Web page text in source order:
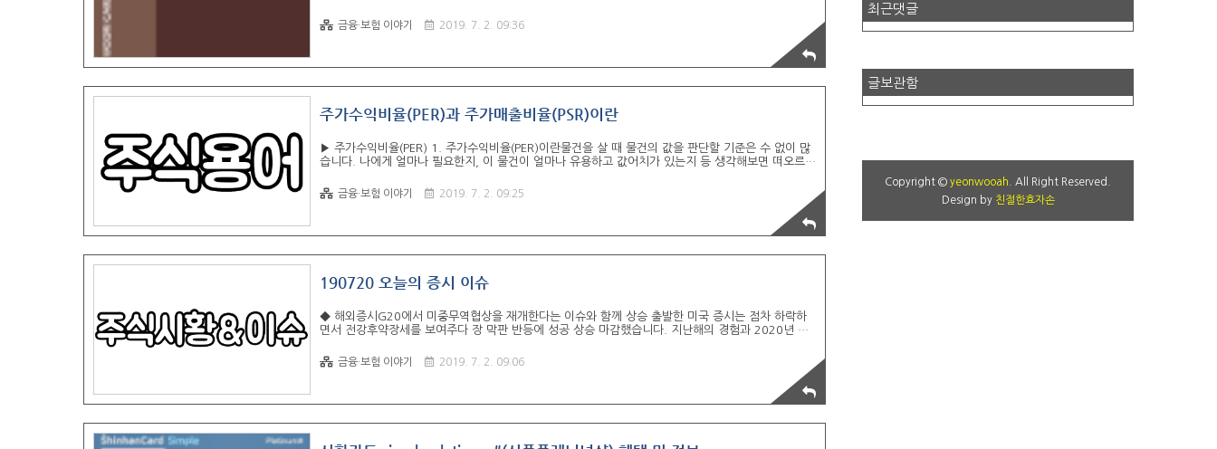
미용실 및 화장품, 항공사와 면세점이 해당됩니다.기본 및 추가 디스카운트 제외대상에는 무이자할부,
국세, 지방세, 공과금, 아파트관리비, 대학교 등록금, 대학원 등록금, 정부지원금, 상품권 구매, 기프트
카드 구매, 선불카드 충전, 신차구매, 단기카드대출, 현금서비스, 장기카드대출, 카드론, 연회비, 각종
금융·보험 이야기 2019. 7. 2. 09:36
주가수익비율(PER)과 주가매출비율(PSR)이란
▶ 주가수익비율(PER) 1. 주가수익비율(PER)이란물건을 살 때 물건의 값을 판단할 기준은 수 없이 많
습니다. 나에게 얼마나 필요한지, 이 물건이 얼마나 유용하고 값어치가 있는지 등 생각해보면 떠오르는
리는 주가수익비율은 어떤 회사의 주식가치, 전체 주식시장 가치가 고평가됐는지 가늠할 수 있는 유용
한 척도입니다. PER은 현재 시장에서 매매되는 특정 회사의 주식 가격이 주당 순수익으로 나눈 값을
말합니다. 한 주에 만 원인 회사주식이 1년에 주당 100원의 순수익을 낸다면 주가수익비율은 10이 됩
니다 2. 주가수익비율의 움직임경기민감주의 경우 낮은 PER을 유지하는 경우가 있는데 경기 변동에
금융·보험 이야기 2019. 7. 2. 09:25
190720 오늘의 증시 이슈
◆ 해외증시G20에서 미중무역협상을 재개한다는 이슈와 함께 상승 출발한 미국 증시는 점차 하락하
면서 전강후약장세를 보여주다 장 막판 반등에 성공 상승 마감했습니다. 지난해의 경험과 2020년 미
니다. ◆ 국내증시 방향성우리나라 증시는 북한과의 관계와 더불어 무역협상의 재개로 상승기대감은
있지만 일본의 반도체 수출규제로 인한 악재가 혼재해 있습니다. 이미 3개월분의 재고와 화이트국가
제외가 1개월 유예되었지만 타격은 분명합니다. 경상수지에 대한 우려가 시장에 얼마나 반영될지 지켜
봐야 할 것 같습니다. ◆ 오늘의 이슈- 존 윌리엄스 뉴역 연은 총재 연설 (현지시각)- 로레타 메스터 클
금융·보험 이야기 2019. 7. 2. 09:06
최근댓글
글보관함
Copyright ©yeonwooah . All Right Reserved.
Design by 친절한효자손